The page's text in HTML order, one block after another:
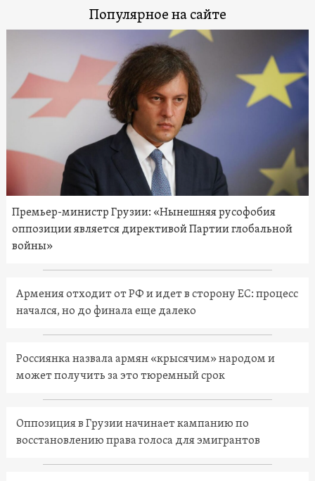
Популярное на сайте
Премьер-министр Грузии: «Нынешняя русофобия
оппозиции является директивой Партии глобальной
войны»
Армения отходит от РФ и идет в сторону ЕС: процесс
начался, но до финала еще далеко
Россиянка назвала армян «крысячим» народом и
может получить за это тюремный срок
Оппозиция в Грузии начинает кампанию по
восстановлению права голоса для эмигрантов